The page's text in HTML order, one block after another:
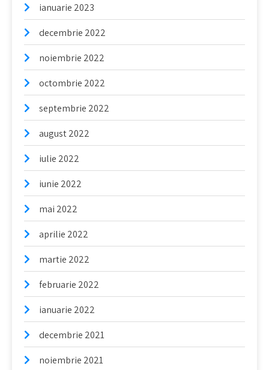
ianuarie 2023
decembrie 2022
noiembrie 2022
octombrie 2022
septembrie 2022
august 2022
iulie 2022
iunie 2022
mai 2022
aprilie 2022
martie 2022
februarie 2022
ianuarie 2022
decembrie 2021
noiembrie 2021